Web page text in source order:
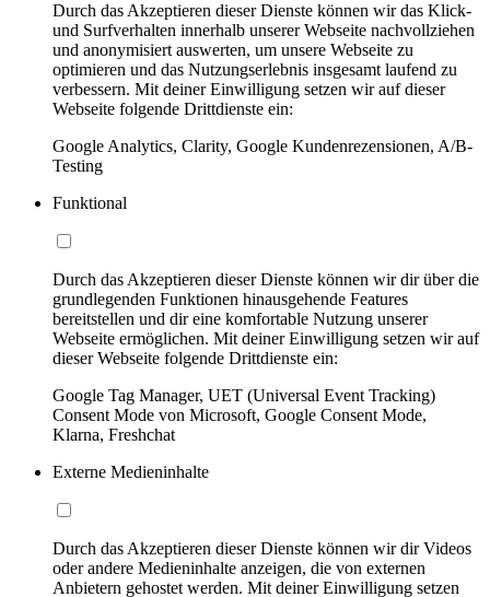
Durch das Akzeptieren dieser Dienste können wir das Klick-
und Surfverhalten innerhalb unserer Webseite nachvollziehen
und anonymisiert auswerten, um unsere Webseite zu
optimieren und das Nutzungserlebnis insgesamt laufend zu
verbessern. Mit deiner Einwilligung setzen wir auf dieser
Webseite folgende Drittdienste ein:
Google Analytics, Clarity, Google Kundenrezensionen, A/B-
Testing
Funktional
Durch das Akzeptieren dieser Dienste können wir dir über die
grundlegenden Funktionen hinausgehende Features
bereitstellen und dir eine komfortable Nutzung unserer
Webseite ermöglichen. Mit deiner Einwilligung setzen wir auf
dieser Webseite folgende Drittdienste ein:
Google Tag Manager, UET (Universal Event Tracking)
Consent Mode von Microsoft, Google Consent Mode,
Klarna, Freshchat
Externe Medieninhalte
Durch das Akzeptieren dieser Dienste können wir dir Videos
oder andere Medieninhalte anzeigen, die von externen
Anbietern gehostet werden. Mit deiner Einwilligung setzen